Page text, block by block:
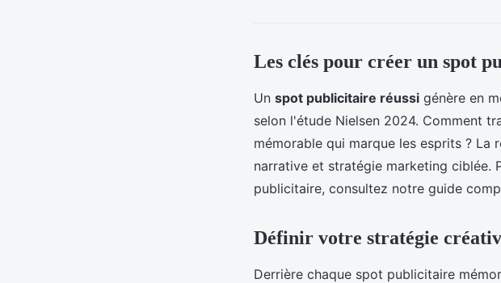
Les clés pour créer un spot
Un spot publicitaire réussi génère en
selon l'étude Nielsen 2024. Comment
mémorable qui marque les esprits ?
narrative et stratégie marketing ciblée.
publicitaire, consultez notre guide
Définir votre stratégie
Derrière chaque spot publicitaire